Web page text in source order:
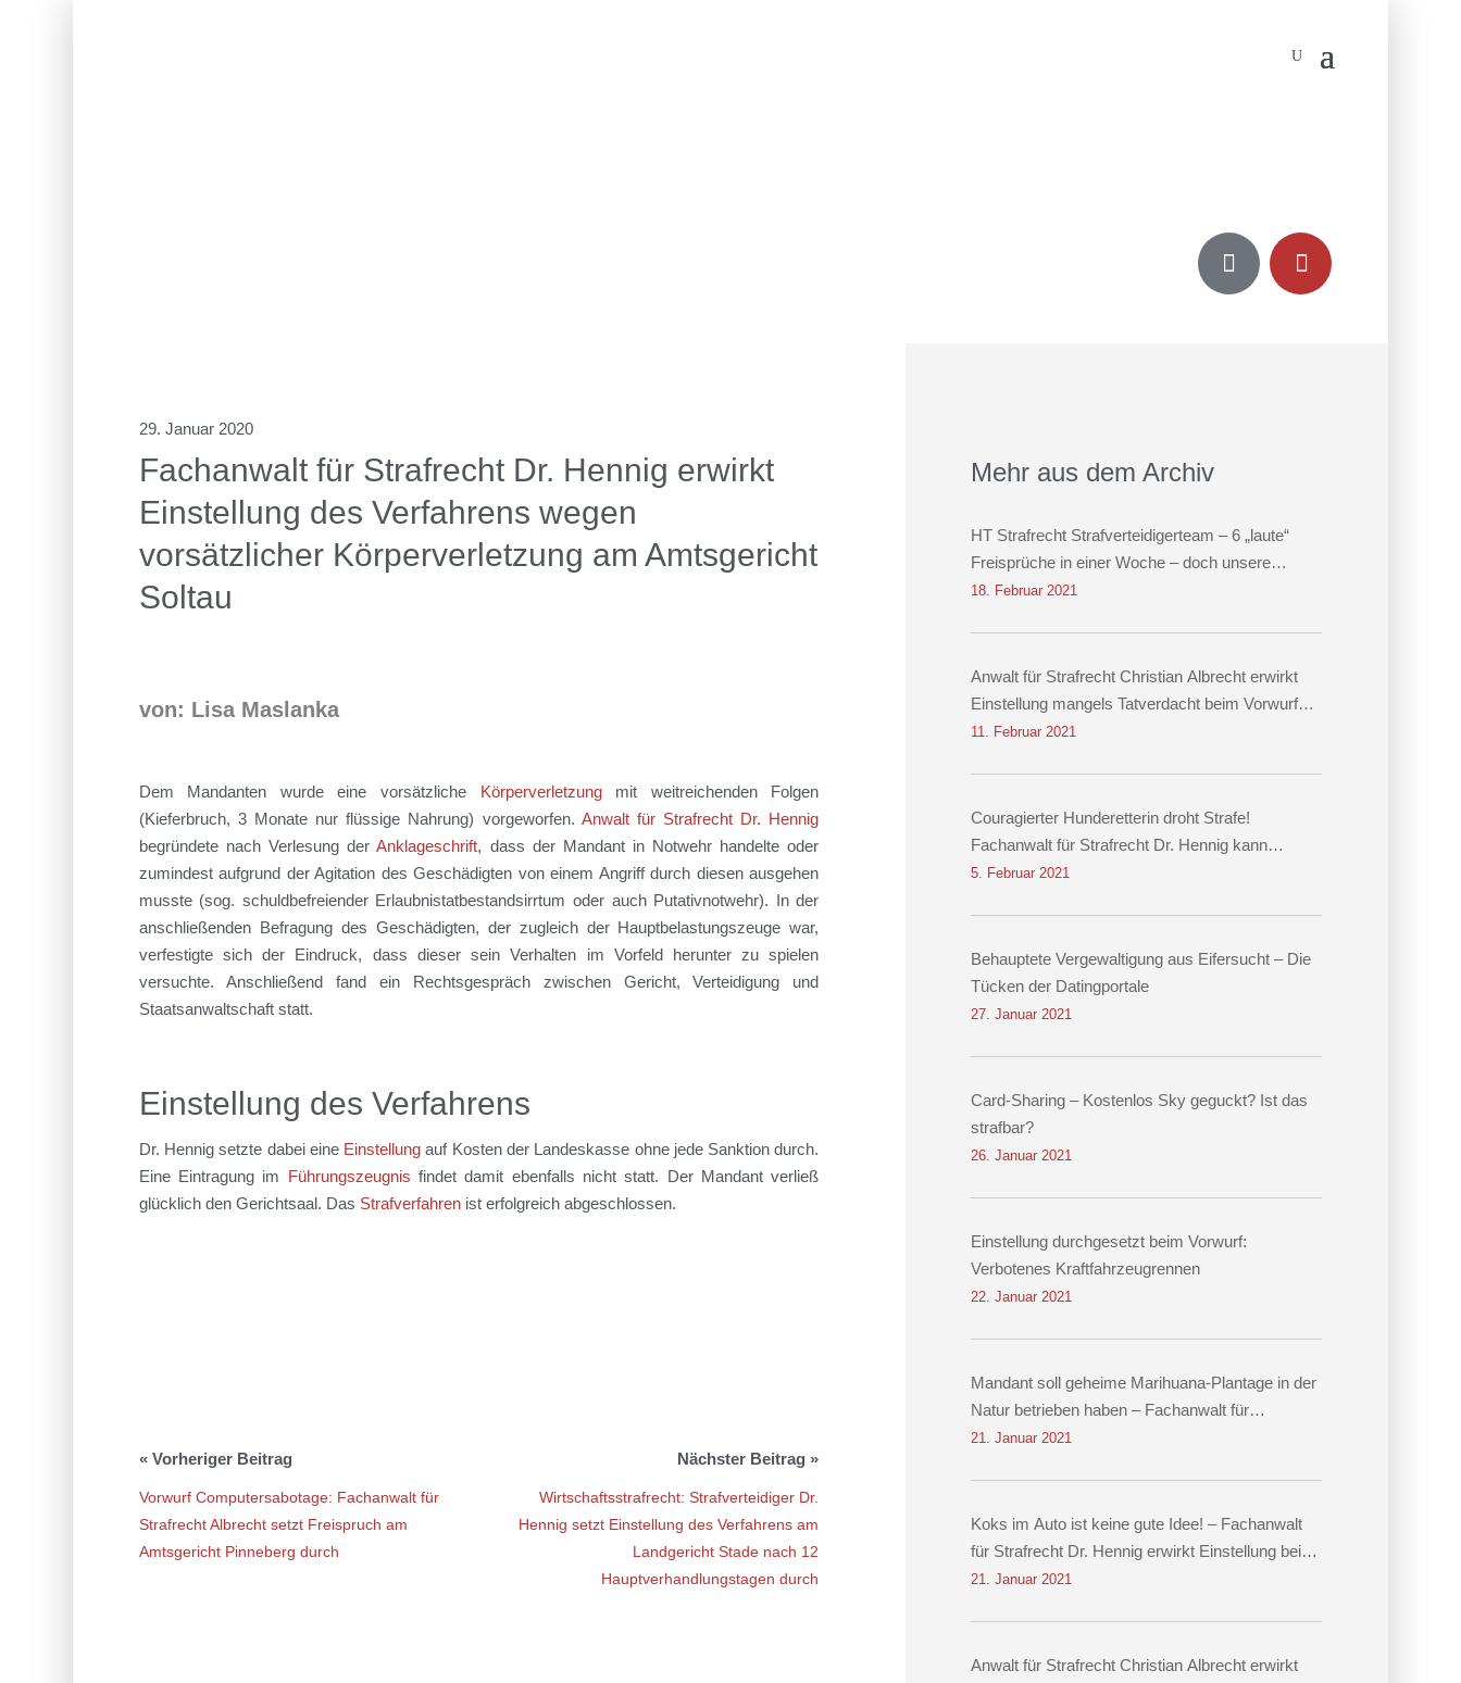
29. Januar 2020
Fachanwalt für Strafrecht Dr. Hennig erwirkt
Einstellung des Verfahrens wegen
vorsätzlicher Körperverletzung am Amtsgericht
Soltau
von: Lisa Maslanka
Dem Mandanten wurde eine vorsätzliche Körperverletzungmit weitreichenden Folgen
(Kieferbruch, 3 Monate nur flüssige Nahrung) vorgeworfen. Anwalt für Strafrecht Dr. Hennig
begründete nach Verlesung derAnklageschrift, dass der Mandant in Notwehr handelte oder
zumindest aufgrund der Agitation des Geschädigten von einem Angriff durch diesen ausgehen
musste (sog. schuldbefreiender Erlaubnistatbestandsirrtum oder auch Putativnotwehr). In der
anschließenden Befragung des Geschädigten, der zugleich der Hauptbelastungszeuge war,
verfestigte sich der Eindruck, dass dieser sein Verhalten im Vorfeld herunter zu spielen
versuchte. Anschließend fand ein Rechtsgespräch zwischen Gericht, Verteidigung und
Staatsanwaltschaft statt.
Einstellung des Verfahrens
Dr. Hennig setzte dabei eine Einstellung auf Kosten der Landeskasse ohne jede Sanktion durch.
Eine Eintragung im Führungszeugnis findet damit ebenfalls nicht statt. Der Mandant verließ
glücklich den Gerichtsaal. Das Strafverfahrenist erfolgreich abgeschlossen.
Vorwurf Computersabotage: Fachanwalt für
Strafrecht Albrecht setzt Freispruch am
Amtsgericht Pinneberg durch
Wirtschaftsstrafrecht: Strafverteidiger Dr.
Hennig setzt Einstellung des Verfahrens am
Landgericht Stade nach 12
Hauptverhandlungstagen durch
Mehr aus dem Archiv
HT Strafrecht Strafverteidigerteam – 6 „laute“
Freisprüche in einer Woche – doch unsere
größten Erfolge sind leise
18. Februar 2021
Anwalt für Strafrecht Christian Albrecht erwirkt
Einstellung mangels Tatverdacht beim Vorwurf
des räuberischen Diebstahls sowie der
11. Februar 2021
Couragierter Hunderetterin droht Strafe!
Fachanwalt für Strafrecht Dr. Hennig kann
Einstellung erwirken!
5. Februar 2021
Behauptete Vergewaltigung aus Eifersucht – Die
Tücken der Datingportale
27. Januar 2021
Card-Sharing – Kostenlos Sky geguckt? Ist das
strafbar?
26. Januar 2021
Einstellung durchgesetzt beim Vorwurf:
Verbotenes Kraftfahrzeugrennen
22. Januar 2021
Mandant soll geheime Marihuana-Plantage in der
Natur betrieben haben – Fachanwalt für
Strafrecht Dr. Hennig erwirkt Einstellung
21. Januar 2021
Koks im Auto ist keine gute Idee! – Fachanwalt
für Strafrecht Dr. Hennig erwirkt Einstellung beim
Vorwurf des Besitzes von Kokain!
21. Januar 2021
Anwalt für Strafrecht Christian Albrecht erwirkt